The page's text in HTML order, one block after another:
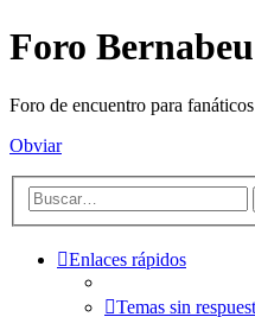
Foro Bernabeu
Foro de encuentro para
Obviar
Enlaces rápidos
Temas sin